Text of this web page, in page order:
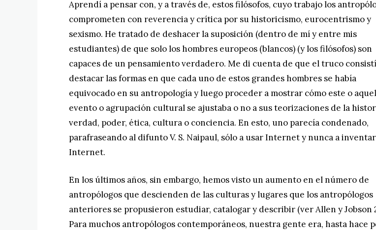
Aprendí a pensar con, y a través de, estos filósofos, cuyo trabajo los
comprometen con reverencia y crítica por su historicismo, eurocentrismo y
sexismo. He tratado de deshacer la suposición (dentro de mí y entre mis
estudiantes) de que solo los hombres europeos (blancos) (y los filósofos) son
capaces de un pensamiento verdadero. Me di cuenta de que el truco
destacar las formas en que cada uno de estos grandes hombres se había
equivocado en su antropología y luego proceder a mostrar cómo este o aquel
evento o agrupación cultural se ajustaba o no a sus teorizaciones de la
verdad, poder, ética, cultura o conciencia. En esto, uno parecía condenado,
parafraseando al difunto V. S. Naipaul, sólo a usar Internet y nunca a inventar
Internet.
En los últimos años, sin embargo, hemos visto un aumento en el número de
antropólogos que descienden de las culturas y lugares que los antropólogos
anteriores se propusieron estudiar, catalogar y describir (ver Allen y Jobson
Para muchos antropólogos contemporáneos, nuestra gente era, hasta hace